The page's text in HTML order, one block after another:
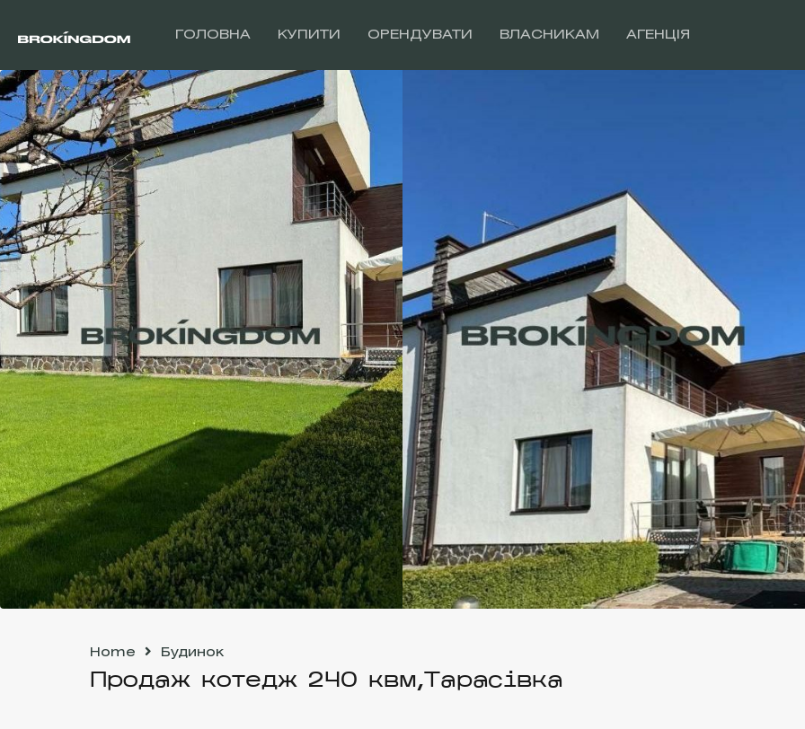
ГОЛОВНА КУПИТИ ОРЕНДУВАТИ ВЛАСНИКАМ АГЕНЦІЯ
Home Будинок
Продаж котедж 240 квм,Тарасівка